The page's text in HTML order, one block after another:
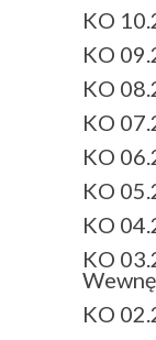
KO
KO
KO
KO
KO
KO
KO
KO
KO